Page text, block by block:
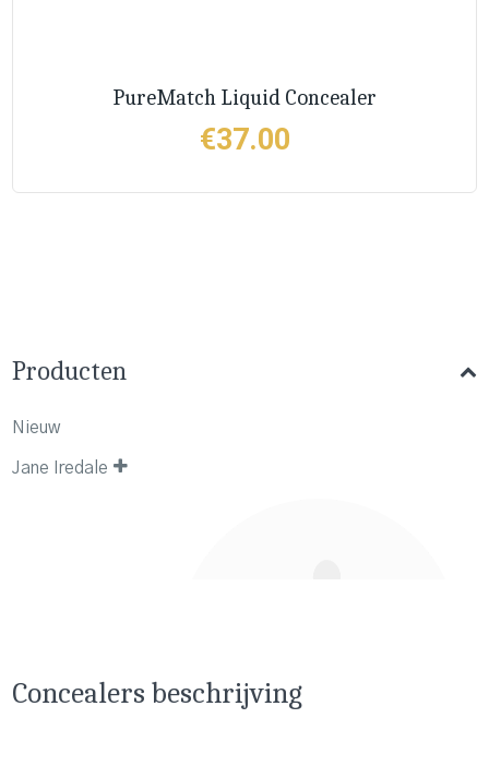
PureMatch Liquid Concealer
€37.00
Producten
Jane Iredale
Nieuw
Concealers beschrijving